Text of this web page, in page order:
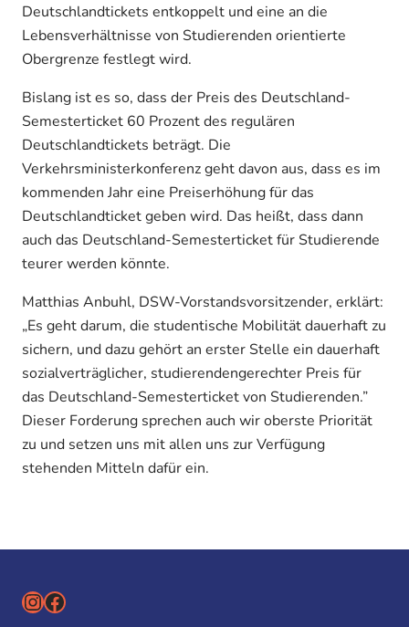
Deutschlandtickets entkoppelt und eine an die
Lebensverhältnisse von Studierenden orientierte
Obergrenze festlegt wird.
Bislang ist es so, dass der Preis des Deutschland-
Semesterticket 60 Prozent des regulären
Deutschlandtickets beträgt. Die
Verkehrsministerkonferenz geht davon aus, dass es im
kommenden Jahr eine Preiserhöhung für das
Deutschlandticket geben wird. Das heißt, dass dann
auch das Deutschland-Semesterticket für Studierende
teurer werden könnte.
Matthias Anbuhl, DSW-Vorstandsvorsitzender, erklärt:
„Es geht darum, die studentische Mobilität dauerhaft zu
sichern, und dazu gehört an erster Stelle ein dauerhaft
sozialverträglicher, studierendengerechter Preis für
das Deutschland-Semesterticket von Studierenden.”
Dieser Forderung sprechen auch wir oberste Priorität
zu und setzen uns mit allen uns zur Verfügung
stehenden Mitteln dafür ein.
Instagram
Facebook